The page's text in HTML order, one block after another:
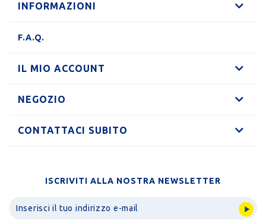
INFORMAZIONI
F.A.Q.
IL MIO ACCOUNT
NEGOZIO
CONTATTACI SUBITO
ISCRIVITI ALLA NOSTRA NEWSLETTER